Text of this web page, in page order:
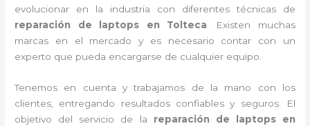
evolucionar en la industria con diferentes técnicas de
reparación de laptops en Tolteca . Existen muchas
marcas en el mercado y es necesario contar con un
experto que pueda encargarse de cualquier equipo.
Tenemos en cuenta y trabajamos de la mano con los
clientes, entregando resultados confiables y seguros. El
objetivo del servicio de la reparación de laptops en